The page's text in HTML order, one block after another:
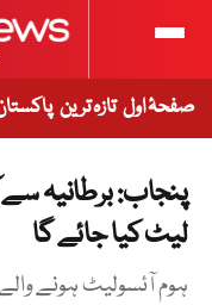
صفحۂ اول تازہ ترین
پنجاب: برطانیہ سے
لیٹ کیا جائے گا
ہوم آئسولیٹ ہونے